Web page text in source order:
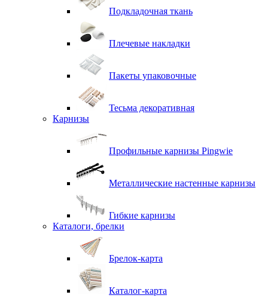
Подкладочная ткань
Плечевые накладки
Пакеты упаковочные
Тесьма декоративная
Карнизы
Профильные карнизы Pingwie
Металлические настенные карнизы
Гибкие карнизы
Каталоги, брелки
Брелок-карта
Каталог-карта